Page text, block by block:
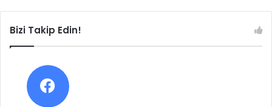
Bizi Takip Edin!